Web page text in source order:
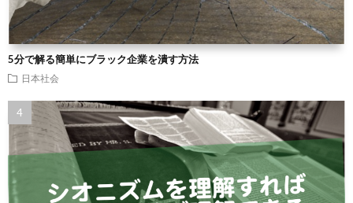
5分で解る簡単にブラック企業を潰す方法
日本社会